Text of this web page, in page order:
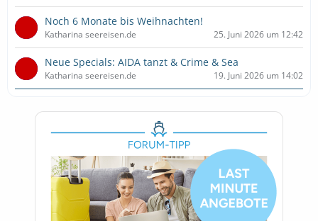
Noch 6 Monate bis Weihnachten!
Katharina seereisen.de 25. Juni 2026 um 12:42
Neue Specials: AIDA tanzt & Crime & Sea
Katharina seereisen.de 19. Juni 2026 um 14:02